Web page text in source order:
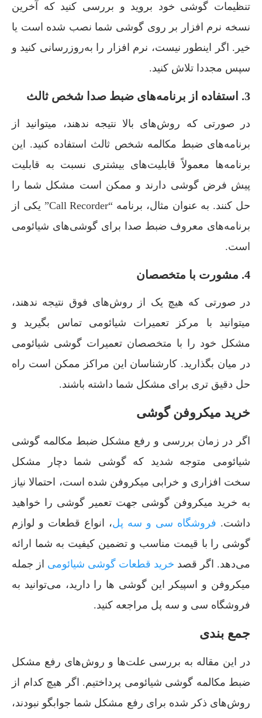
تنظیمات گوشی خود بروید و بررسی کنید که آخرین
نسخه نرم افزار بر روی گوشی شما نصب شده است یا
خیر. اگر اینطور نیست، نرم افزار را به‌روزرسانی کنید و
سپس مجددا تلاش کنید.
3. استفاده از برنامه‌های ضبط صدا شخص ثالث
در صورتی که روش‌های بالا نتیجه ندهند، میتوانید از
برنامه‌های ضبط مکالمه شخص ثالث استفاده کنید. این
برنامه‌ها معمولاً قابلیت‌های بیشتری نسبت به قابلیت
پیش فرض گوشی دارند و ممکن است مشکل شما را
حل کنند. به عنوان مثال، برنامه “Call Recorder” یکی از
برنامه‌های معروف ضبط صدا برای گوشی‌های شیائومی
است.
4. مشورت با متخصصان
در صورتی که هیچ یک از روش‌های فوق نتیجه ندهند،
میتوانید با مرکز تعمیرات شیائومی تماس بگیرید و
مشکل خود را با متخصصان تعمیرات گوشی شیائومی
در میان بگذارید. کارشناسان این مراکز ممکن است راه
حل دقیق تری برای مشکل شما داشته باشند.
خرید میکروفن گوشی
اگر در زمان بررسی و رفع مشکل ضبط مکالمه گوشی
شیائومی متوجه شدید که گوشی شما دچار مشکل
سخت افزاری و خرابی میکروفن شده است، احتمالا نیاز
به خرید میکروفن گوشی جهت تعمیر گوشی را خواهید
داشت. فروشگاه سی و سه پل، انواع قطعات و لوازم
گوشی را با قیمت مناسب و تضمین کیفیت به شما ارائه
می‌دهد. اگر قصد خرید قطعات گوشی شیائومی از جمله
میکروفن و اسپیکر این گوشی ها را دارید، می‌توانید به
فروشگاه سی و سه پل مراجعه کنید.
جمع بندی
در این مقاله به بررسی علت‌ها و روش‌های رفع مشکل
ضبط مکالمه گوشی شیائومی پرداختیم. اگر هیچ کدام از
روش‌های ذکر شده برای رفع مشکل شما جوابگو نبودند،